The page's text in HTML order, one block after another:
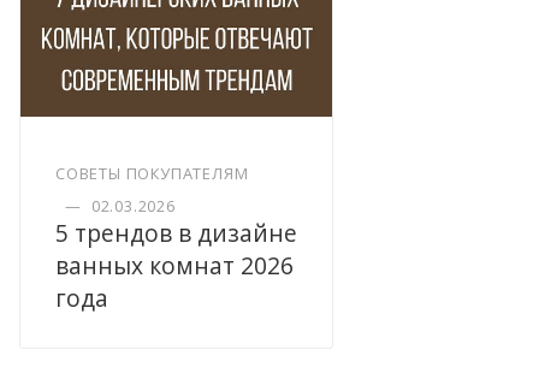
СОВЕТЫ ПОКУПАТЕЛЯМ
— 02.03.2026
5 трендов в дизайне
ванных комнат 2026
года